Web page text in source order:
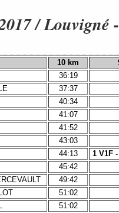
/ Louvigné
10 km
36:19
37:37
40:34
41:07
41:52
43:03
44:13
1 V1F
45:42
49:42
51:02
51:02